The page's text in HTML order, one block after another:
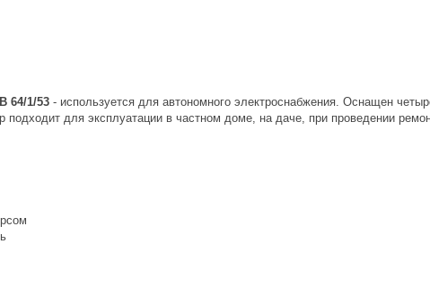
64/1/53 - используется для автономного электроснабжения. Оснащен
подходит для эксплуатации в частном доме, на даче, при проведении